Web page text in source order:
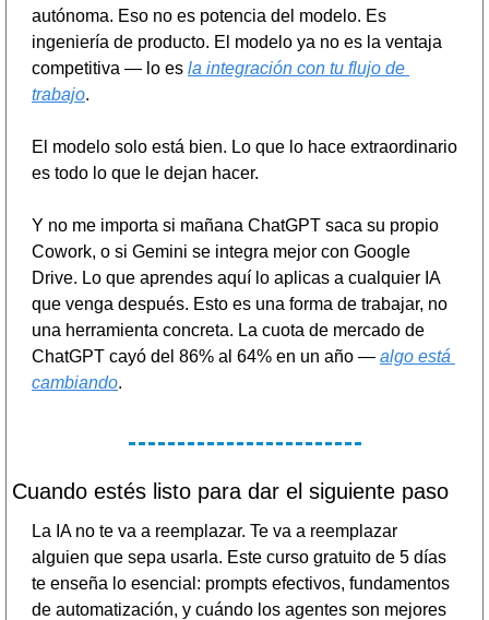
autónoma. Eso no es potencia del modelo. Es
ingeniería de producto. El modelo ya no es la ventaja
competitiva — lo es la integración con tu flujo de
trabajo.
El modelo solo está bien. Lo que lo hace extraordinario
es todo lo que le dejan hacer.
Y no me importa si mañana ChatGPT saca su propio
Cowork, o si Gemini se integra mejor con Google
Drive. Lo que aprendes aquí lo aplicas a cualquier IA
que venga después. Esto es una forma de trabajar, no
una herramienta concreta. La cuota de mercado de
ChatGPT cayó del 86% al 64% en un año — algo está
cambiando.
Cuando estés listo para dar el siguiente paso
La IA no te va a reemplazar. Te va a reemplazar
alguien que sepa usarla. Este curso gratuito de 5 días
te enseña lo esencial: prompts efectivos, fundamentos
de automatización, y cuándo los agentes son mejores